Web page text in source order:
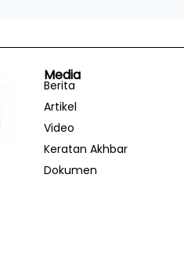
Media
Berita
Artikel
Video
Keratan Akhbar
Dokumen